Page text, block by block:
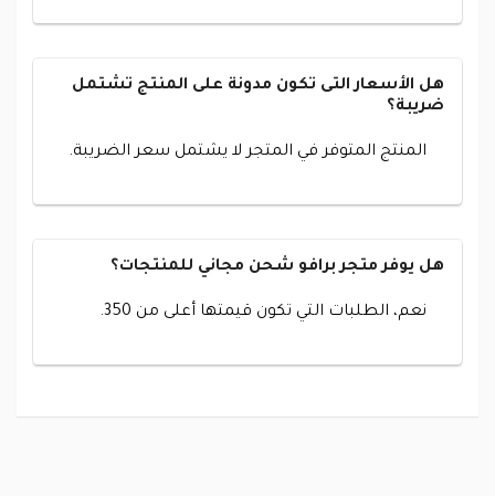
هل الأسعار التى تكون مدونة على المنتج تشتمل
ضريبة؟
المنتج المتوفر في المتجر لا يشتمل سعر الضريبة.
هل يوفر متجر برافو شحن مجاني للمنتجات؟
نعم، الطلبات التي تكون قيمتها أعلى من 350.